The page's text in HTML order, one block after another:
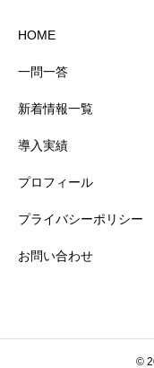
HOME
一問一答
新着情報一覧
導入実績
プロフィール
プライバシーポリシー
お問い合わせ
©